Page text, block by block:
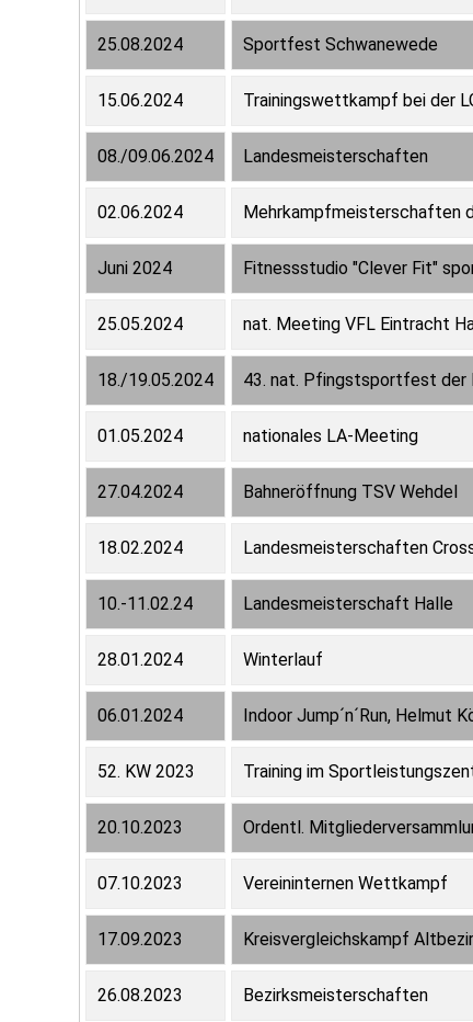
25.08.2024 Sportfest Schwanewede
15.06.2024 Trainingswettkampf bei der
08./09.06.2024 Landesmeisterschaften
02.06.2024 Mehrkampfmeisterschaften
Juni 2024 Fitnessstudio "Clever Fit"
25.05.2024 nat. Meeting VFL Eintracht
18./19.05.2024 43. nat. Pfingstsportfest
01.05.2024 nationales LA-Meeting
27.04.2024 Bahneröffnung TSV Wehdel
18.02.2024 Landesmeisterschaften
10.-11.02.24 Landesmeisterschaft Halle
28.01.2024 Winterlauf
06.01.2024 Indoor Jump´n´Run, Helmut
52. KW 2023 Training im
20.10.2023 Ordentl.
07.10.2023 Vereininternen Wettkampf
17.09.2023 Kreisvergleichskampf
26.08.2023 Bezirksmeisterschaften